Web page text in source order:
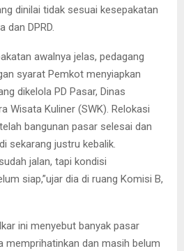
dinilai tidak sesuai kesepakatan
dan DPRD.
awalnya jelas, pedagang
syarat Pemkot menyiapkan
dikelola PD Pasar, Dinas
Wisata Kuliner (SWK). Relokasi
bangunan pasar selesai dan
sekarang justru kebalik.
jalan, tapi kondisi
siap,”ujar dia di ruang Komisi B,
ini menyebut banyak pasar
memprihatinkan dan masih belum